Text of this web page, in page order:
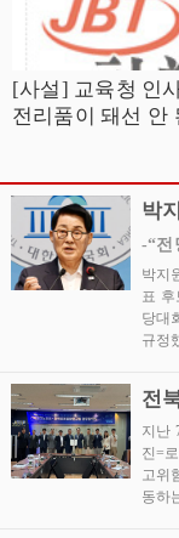
[사설] 교육청 인
전리품이 돼선 안
박
-“전
박지
표 후
당대
규정
전
지난
진=
고위
동하